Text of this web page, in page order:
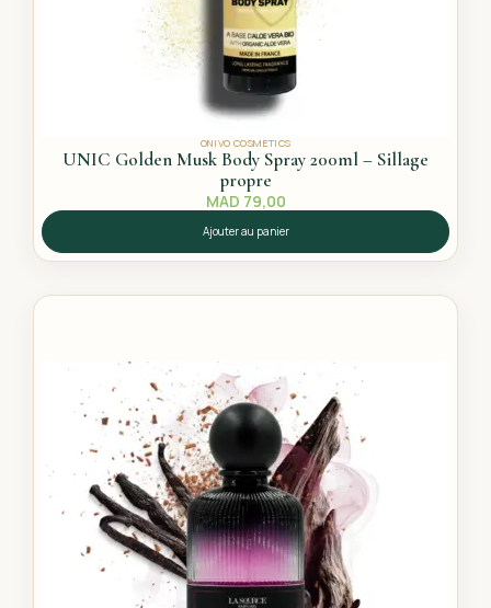
ONIVO COSMETICS
UNIC Golden Musk Body Spray 200ml – Sillage
propre
MAD 79,00
Ajouter au panier